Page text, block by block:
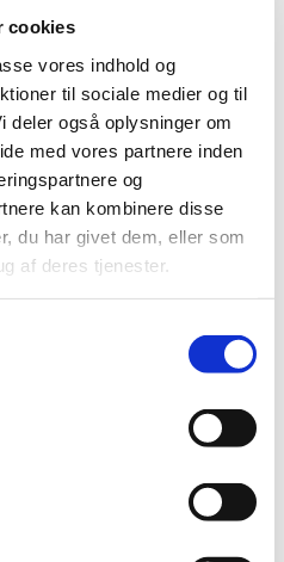
cookies
vores indhold og
til sociale medier og til
deler også oplysninger om
med vores partnere inden
og
kan kombinere disse
du har givet dem, eller som
af deres tjenester.
har tid, hver onsdag
Vi mødes i Sankt Hans
Plads 1, 5000 Odense C.
en hyggelig snak. Caféen er
og
atmosfære.